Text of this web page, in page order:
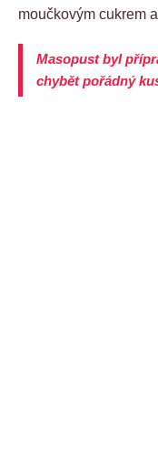
moučkovým cukrem
Masopust byl
chybět pořádný